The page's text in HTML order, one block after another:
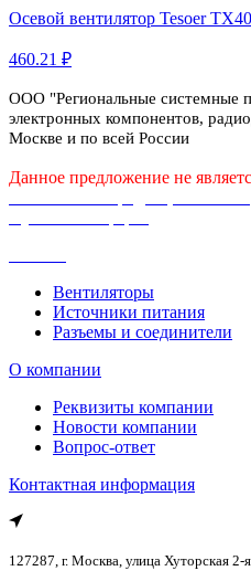
Осевой вентилятор Tesoer
460.21 ₽
ООО "Региональные системные
электронных компонентов,
Москве и по всей России
Данное предложение не
Вентиляторы
Источники питания
Разъемы и соединители
О компании
Реквизиты компании
Новости компании
Вопрос-ответ
Контактная информация
127287, г. Москва, улица Хуторская